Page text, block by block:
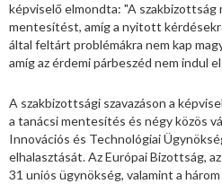
képviselő elmondta: "A szakbizottság
mentesítést, amíg a nyitott
által feltárt problémákra nem kap
amíg az érdemi párbeszéd nem indul
A szakbizottsági szavazáson a
a tanácsi mentesítés és négy közös
Innovációs és Technológiai
elhalasztását. Az Európai Bizottság,
31 uniós ügynökség, valamint a